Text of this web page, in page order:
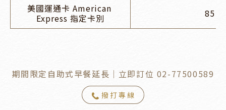
美國運通卡 American
Express 指定卡別
85 折
期間限定自助式早餐延長｜立即訂位 02-77500589
撥打專線